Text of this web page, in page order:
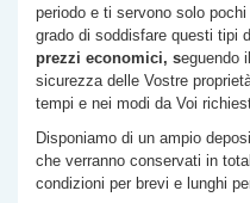
periodo e ti servono solo
grado di soddisfare questi tipi
prezzi economici, seguendo
sicurezza delle Vostre
tempi e nei modi da Voi
Disponiamo di un ampio
che verranno conservati in
condizioni per brevi e lunghi